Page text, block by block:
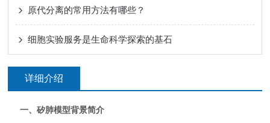
原代分离的常用方法有哪些？
细胞实验服务是生命科学探索的基石
详细介绍
一、矽肺模型背景简介